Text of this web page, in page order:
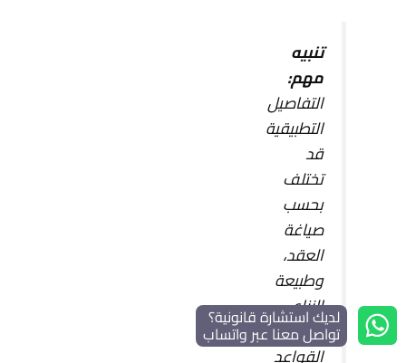
تنبيه
مهم:
التفاصيل
التطبيقية
قد
تختلف
بحسب
صياغة
العقد،
وطبيعة
النزاع،
والمركز/
القواعد
لديك استشارة قانونية؟
تواصل معنا عبر واتساب